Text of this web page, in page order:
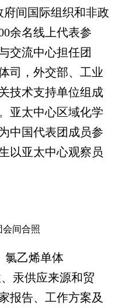
间国际组织和非政
余名线上代表参
交流中心担任团
司，外交部、工业
技术支持单位组成
亚太中心区域化学
中国代表团成员参
以亚太中心观察员
会间合照
氯乙烯单体
汞供应来源和贸
报告、工作方案及